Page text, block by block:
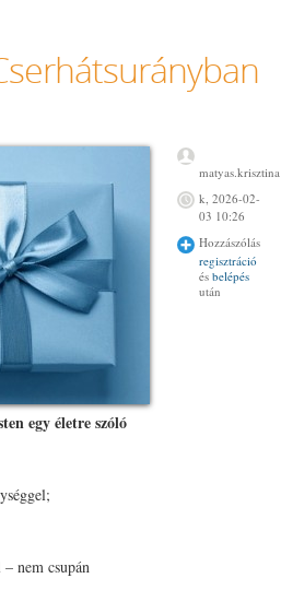
egy életre szóló
nem csupán
matyas.krisztina
k, 2026-02-
03 10:26
Hozzászólás
regisztráció
és belépés
után